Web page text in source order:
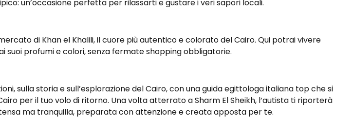
un’occasione perfetta per rilassarti e gustare i veri sapori locali.
di Khan el Khalili, il cuore più autentico e colorato del Cairo. Qui potrai vivere
suoi profumi e colori, senza fermate shopping obbligatorie.
sulla storia e sull’esplorazione del Cairo, con una guida egittologa italiana top che si
per il tuo volo di ritorno. Una volta atterrato a Sharm El Sheikh, l’autista ti riporterà
ma tranquilla, preparata con attenzione e creata apposta per te.